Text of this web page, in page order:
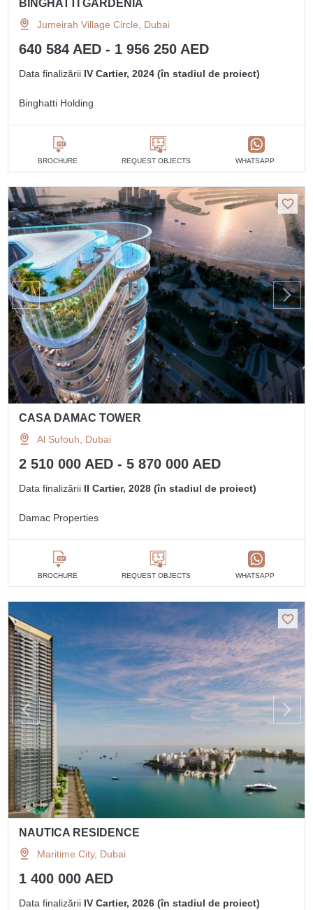
BINGHATTI GARDENIA
Jumeirah Village Circle, Dubai
640 584 AED - 1 956 250 AED
Data finalizării IV Cartier, 2024 (în stadiul de proiect)
Binghatti Holding
BROCHURE REQUEST OBJECTS WHATSAPP
CASA DAMAC TOWER
Al Sufouh, Dubai
2 510 000 AED - 5 870 000 AED
Data finalizării II Cartier, 2028 (în stadiul de proiect)
Damac Properties
BROCHURE REQUEST OBJECTS WHATSAPP
NAUTICA RESIDENCE
Maritime City, Dubai
1 400 000 AED
Data finalizării IV Cartier, 2026 (în stadiul de proiect)